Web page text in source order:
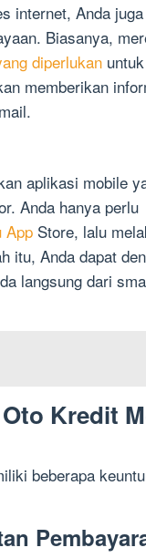
internet, Anda
Biasanya,
diperlukan untuk
memberikan
aplikasi mobile
Anda hanya perlu
App Store, lalu
itu, Anda dapat
langsung dari
Kredit
beberapa